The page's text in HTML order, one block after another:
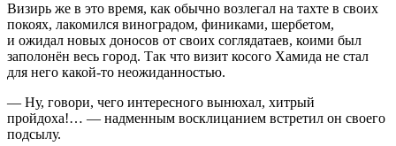
Визирь же в это время, как обычно возлегал на тахте в своих
покоях, лакомился виноградом, финиками, шербетом,
и ожидал новых доносов от своих соглядатаев, коими был
заполонён весь город. Так что визит косого Хамида не стал
для него какой-то неожиданностью.
— Ну, говори, чего интересного вынюхал, хитрый
пройдоха!… — надменным восклицанием встретил он своего
подсылу.